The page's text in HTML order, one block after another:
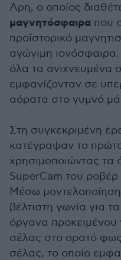
Άρη, ο οποίος
μαγνητόσφαιρα που
προϊστορικό
αγώγιμη
όλα τα ανιχνευμένα
εμφανίζονταν σε
αόρατα στο γυμνό
Στη συγκεκριμένη
κατέγραψαν το
χρησιμοποιώντας τα
SuperCam του ροβέρ
Μέσω
βέλτιστη γωνία για
όργανα
σέλας στο ορατό
σέλας, το οποίο